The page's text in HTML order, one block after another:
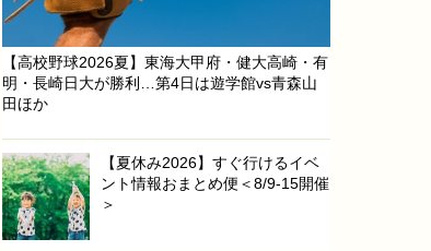
【高校野球2026夏】東海大甲府・健大高崎・有
明・長崎日大が勝利…第4日は遊学館vs青森山
田ほか
【夏休み2026】すぐ行けるイベ
ント情報おまとめ便＜8/9-15開催
＞